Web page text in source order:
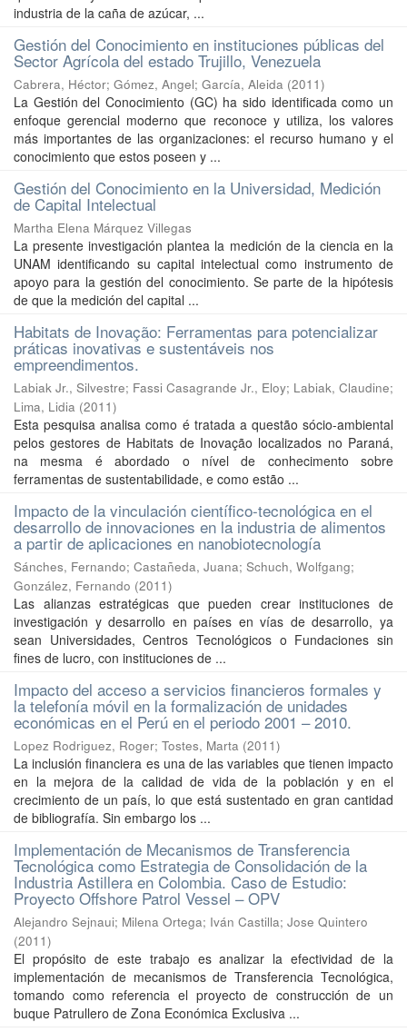
industria de la caña de azúcar, ...
Gestión del Conocimiento en instituciones públicas del
Sector Agrícola del estado Trujillo, Venezuela
Cabrera, Héctor; Gómez, Angel; García, Aleida (2011)
La Gestión del Conocimiento (GC) ha sido identificada como un
enfoque gerencial moderno que reconoce y utiliza, los valores
más importantes de las organizaciones: el recurso humano y el
conocimiento que estos poseen y ...
Gestión del Conocimiento en la Universidad, Medición
de Capital Intelectual
Martha Elena Márquez Villegas
La presente investigación plantea la medición de la ciencia en la
UNAM identificando su capital intelectual como instrumento de
apoyo para la gestión del conocimiento. Se parte de la hipótesis
de que la medición del capital ...
Habitats de Inovação: Ferramentas para potencializar
práticas inovativas e sustentáveis nos
empreendimentos.
Labiak Jr., Silvestre; Fassi Casagrande Jr., Eloy; Labiak, Claudine;
Lima, Lidia (2011)
Esta pesquisa analisa como é tratada a questão sócio-ambiental
pelos gestores de Habitats de Inovação localizados no Paraná,
na mesma é abordado o nível de conhecimento sobre
ferramentas de sustentabilidade, e como estão ...
Impacto de la vinculación científico-tecnológica en el
desarrollo de innovaciones en la industria de alimentos
a partir de aplicaciones en nanobiotecnología
Sánches, Fernando; Castañeda, Juana; Schuch, Wolfgang;
González, Fernando (2011)
Las alianzas estratégicas que pueden crear instituciones de
investigación y desarrollo en países en vías de desarrollo, ya
sean Universidades, Centros Tecnológicos o Fundaciones sin
fines de lucro, con instituciones de ...
Impacto del acceso a servicios financieros formales y
la telefonía móvil en la formalización de unidades
económicas en el Perú en el periodo 2001 – 2010.
Lopez Rodriguez, Roger; Tostes, Marta (2011)
La inclusión financiera es una de las variables que tienen impacto
en la mejora de la calidad de vida de la población y en el
crecimiento de un país, lo que está sustentado en gran cantidad
de bibliografía. Sin embargo los ...
Implementación de Mecanismos de Transferencia
Tecnológica como Estrategia de Consolidación de la
Industria Astillera en Colombia. Caso de Estudio:
Proyecto Offshore Patrol Vessel – OPV
Alejandro Sejnaui; Milena Ortega; Iván Castilla; Jose Quintero
(2011)
El propósito de este trabajo es analizar la efectividad de la
implementación de mecanismos de Transferencia Tecnológica,
tomando como referencia el proyecto de construcción de un
buque Patrullero de Zona Económica Exclusiva ...